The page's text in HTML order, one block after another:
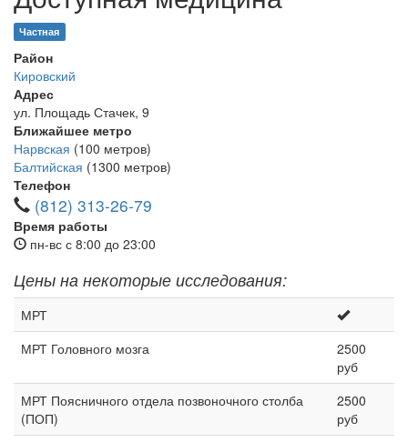
Частная
Район
Кировский
Адрес
ул. Площадь Стачек, 9
Ближайшее метро
Нарвская (100 метров)
Балтийская (1300 метров)
Телефон
(812) 313-26-79
Время работы
пн-вс с 8:00 до 23:00
Цены на некоторые исследования:
МРТ
МРТ Головного мозга
2500
руб
МРТ Поясничного отдела позвоночного столба
(ПОП)
2500
руб